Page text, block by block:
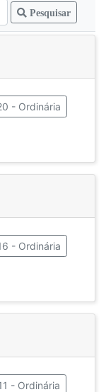
Pesquisar
- Ordinária
- Ordinária
- Ordinária